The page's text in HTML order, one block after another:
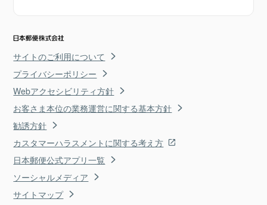
サイトのご利用について
プライバシーポリシー
Webアクセシビリティ方針
お客さま本位の業務運営に関する基本方針
勧誘方針
カスタマーハラスメントに関する考え方
日本郵便公式アプリ一覧
ソーシャルメディア
サイトマップ